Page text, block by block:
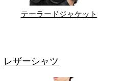
テーラードジャケット
レザーシャツ